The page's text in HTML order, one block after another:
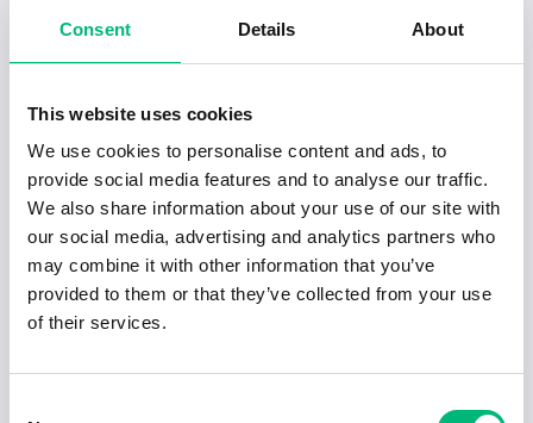
Consent Details About
This website uses cookies
We use cookies to personalise content and ads, to
provide social media features and to analyse our traffic.
We also share information about your use of our site with
our social media, advertising and analytics partners who
may combine it with other information that you’ve
provided to them or that they’ve collected from your use
of their services.
Senaste publiceringarna i Jobbnytt
Visa fler artiklar